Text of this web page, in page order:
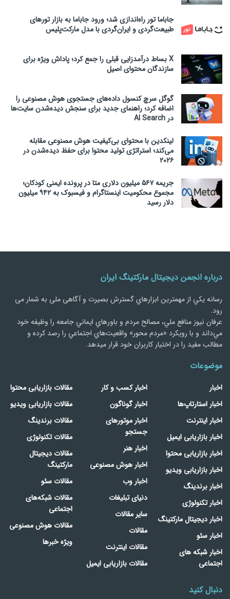
جاباما تور راه‌اندازی شد؛ ورود جاباما به بازار تورهای
طبیعت‌گردی و ایران‌گردی با مدل مارکت‌پلیس
X بساط درآمدزایی قبلی را جمع کرد؛ پاداش ویژه برای
سازندگان محتوای اصیل
گوگل سرچ کنسول داده‌های جستجوی هوش مصنوعی را
اضافه کرد؛ راهنمای جدید برای سنجش دیده‌شدن سایت‌ها
در AI Search
لینکدین با محتوای بی‌کیفیت هوش مصنوعی مقابله
می‌کند؛ استراتژی تولید محتوا برای حفظ دیده‌شدن در
۲۰۲۶
جریمه ۵۶۷ میلیون دلاری متا در پرونده ایمنی کودکان؛
مجموع محکومیت اینستاگرام و فیسبوک به ۹۴۲ میلیون
دلار رسید
درباره انجمن دیجیتال مارکتینگ ایران
رسانه يكي از مهمترین ابزارهاي گسترش بصیرت و آگاهی ملی به شمار می
رود.
عرفان نیوز منافع ملي، مصالح مردم و باورهاي ايماني جامعه را وظيفه خود
مي‌داند و با رويكرد «مردم‌ محور» واقعيت‌هاي اجتماعي را رصد کرده و
مطالب مفید را در اختیار کاربران خود قرار میدهد.
موضوعات
اخبار
اخبار استارتاپ‌ها
اخبار اینترنت
اخبار بازاریابی ایمیل
اخبار بازاریابی محتوا
اخبار بازاریابی ویدیو
اخبار برندینگ
اخبار تکنولوژی
اخبار دیجیتال مارکتینگ
اخبار سئو
اخبار شبکه های
اجتماعی
اخبار کسب و کار
اخبار گوناگون
اخبار موتورهای
جستجو
اخبار هنر
اخبار هوش مصنوعی
اخبار وب
دنیای تبلیغات
سایر مقالات
مقالات
مقالات اینترنت
مقالات بازاریابی ایمیل
مقالات بازاریابی محتوا
مقالات بازاریابی ویدیو
مقالات برندینگ
مقالات تکنولوژی
مقالات دیجیتال
مارکتینگ
مقالات سئو
مقالات شبکه‌های
اجتماعی
مقالات هوش مصنوعی
ویژه خبرها
دنبال کنید